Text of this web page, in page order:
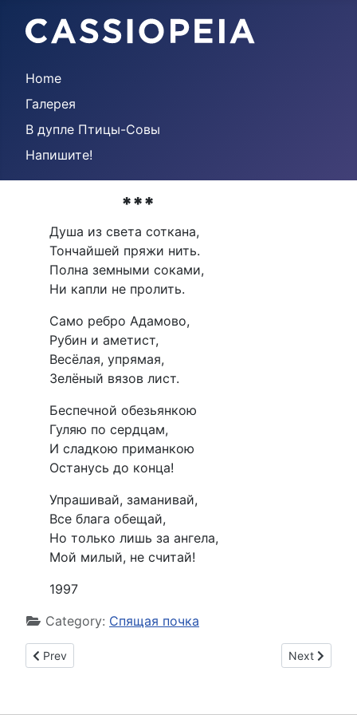
Home
Галерея
В дупле Птицы-Совы
Напишите!
***
Душа из света соткана,
Тончайшей пряжи нить.
Полна земными соками,
Ни капли не пролить.
Само ребро Адамово,
Рубин и аметист,
Весёлая, упрямая,
Зелёный вязов лист.
Беспечной обезьянкою
Гуляю по сердцам,
И сладкою приманкою
Останусь до конца!
Упрашивай, заманивай,
Все блага обещай,
Но только лишь за ангела,
Мой милый, не считай!
1997
Category: Спящая почка
Previous article: Немного о смерти...
Prev Next article:
Next